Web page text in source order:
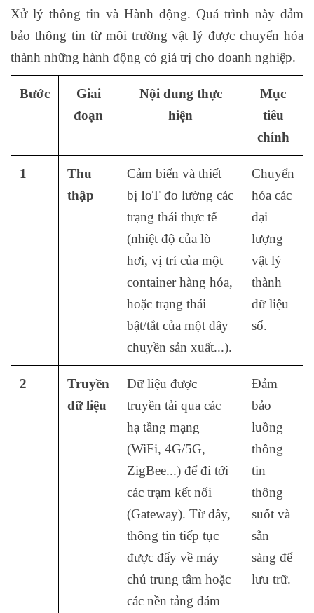
Xử lý thông tin và Hành động. Quá trình này đảm
bảo thông tin từ môi trường vật lý được chuyển hóa
thành những hành động có giá trị cho doanh nghiệp.
Bước
Giai
đoạn
Nội dung thực
hiện
Mục
tiêu
chính
1
Thu
thập
Cảm biến và thiết
bị IoT đo lường các
trạng thái thực tế
(nhiệt độ của lò
hơi, vị trí của một
container hàng hóa,
hoặc trạng thái
bật/tắt của một dây
chuyền sản xuất...).
Chuyển
hóa các
đại
lượng
vật lý
thành
dữ liệu
số.
2
Truyền
dữ liệu
Dữ liệu được
truyền tải qua các
hạ tầng mạng
(WiFi, 4G/5G,
ZigBee...) để đi tới
các trạm kết nối
(Gateway). Từ đây,
thông tin tiếp tục
được đẩy về máy
chủ trung tâm hoặc
các nền tảng đám
Đảm
bảo
luồng
thông
tin
thông
suốt và
sẵn
sàng để
lưu trữ.